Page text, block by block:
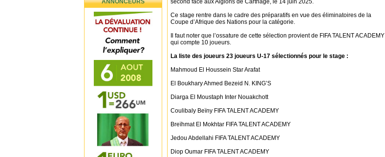
ANNONCEURS
second face aux Aiglons de Carthage, le 14 juin 2025.
Ce stage rentre dans le cadre des préparatifs en vue des éliminatoires de la
Coupe d’Afrique des Nations pour la catégorie.
Il faut noter que l’ossature de cette sélection provient de FIFA TALENT ACADEMY
qui compte 10 joueurs.
La liste des joueurs 23 joueurs U-17 sélectionnés pour le stage :
Mahmoud El Houssein Star Arafat
El Boukhary Ahmed Bezeid N. KING’S
Diarga El Moustaph Inter Nouakchott
Coulibaly Beïny FIFA TALENT ACADEMY
Breïhmat El Mokhtar FIFA TALENT ACADEMY
Jedou Abdellahi FIFA TALENT ACADEMY
Diop Oumar FIFA TALENT ACADEMY